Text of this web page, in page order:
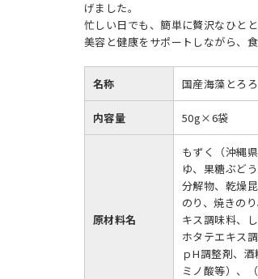
げました。
忙しい日でも、簡単に贅沢なひとと
美容と健康をサポートしながら、
名称 国産海藻とろろ
内容量 50g×6袋
原材料名
もずく（沖縄
ゆ、果糖ぶど
分解物、乾燥
のり、焼きの
キス調味料、
ホタテエキス
ｐH調整剤、
ミノ酸等）、